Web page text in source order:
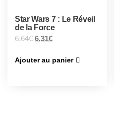
Star Wars 7 : Le Réveil
de la Force
6,64€ 6,31€
Ajouter au panier